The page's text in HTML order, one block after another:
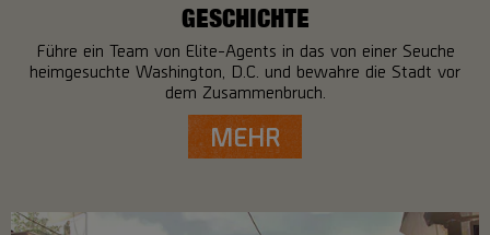
GESCHICHTE
Führe ein Team von Elite-Agents in das von einer Seuche
heimgesuchte Washington, D.C. und bewahre die Stadt vor
dem Zusammenbruch.
MEHR